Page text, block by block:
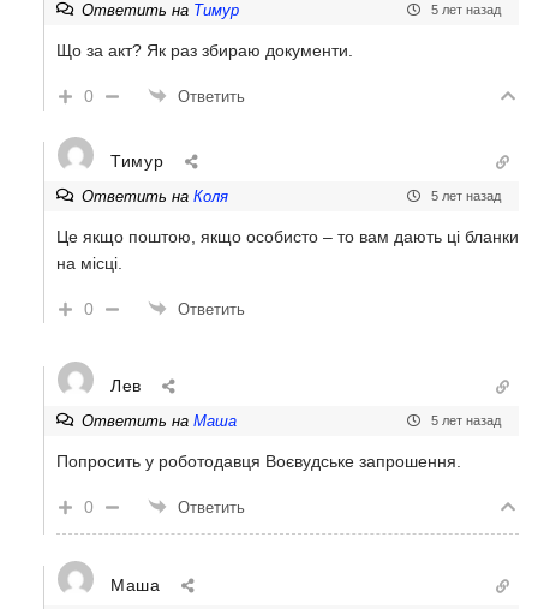
Ответить на Тимур 5 лет назад
Що за акт? Як раз збираю документи.
0 Ответить
Тимур
Ответить на Коля 5 лет назад
Це якщо поштою, якщо особисто – то вам дають ці бланки
на місці.
0 Ответить
Лев
Ответить на Маша 5 лет назад
Попросить у роботодавця Воєвудське запрошення.
0 Ответить
Маша